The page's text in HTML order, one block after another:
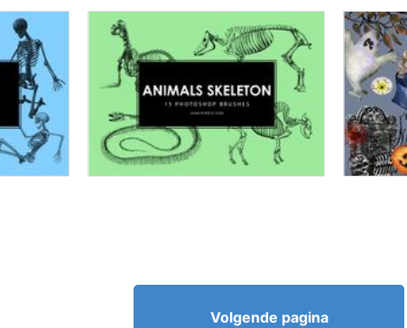
Volgende pagina